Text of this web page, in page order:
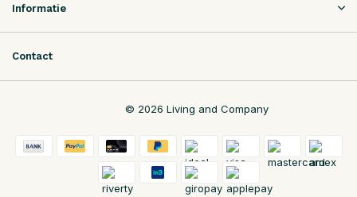
Informatie
Contact
© 2026 Living and Company